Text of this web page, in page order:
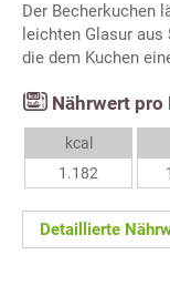
Der Becherkuchen
leichten Glasur
die dem Kuchen
Nährwert pro
kcal
1.182
Detaillierte